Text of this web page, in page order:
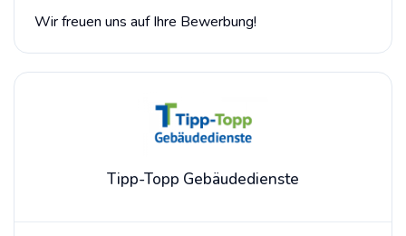
Wir freuen uns auf Ihre Bewerbung!
Tipp-Topp Gebäudedienste